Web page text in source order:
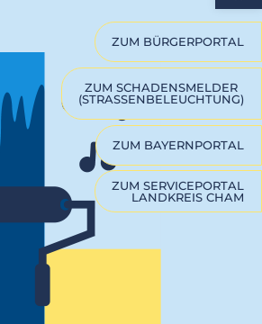
ZUM BÜRGERPORTAL
ZUM SCHADENSMELDER
(STRASSENBELEUCHTUNG)
ZUM BAYERNPORTAL
ZUM SERVICEPORTAL
LANDKREIS CHAM